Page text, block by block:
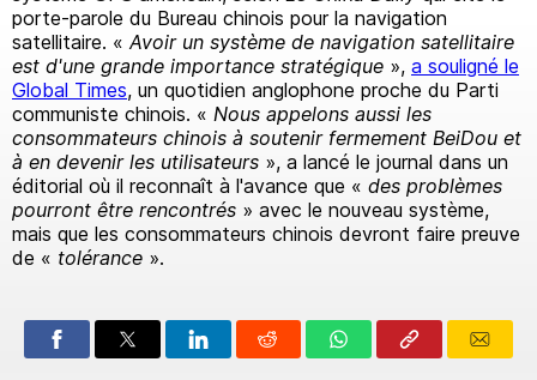
porte-parole du Bureau chinois pour la navigation
satellitaire. «Avoir un système de navigation satellitaire
est d'une grande importance stratégique », a souligné le
Global Times, un quotidien anglophone proche du Parti
communiste chinois. « Nous appelons aussi les
consommateurs chinois à soutenir fermement BeiDou et
à en devenir les utilisateurs », a lancé le journal dans un
éditorial où il reconnaît à l'avance que « des problèmes
pourront être rencontrés » avec le nouveau système,
mais que les consommateurs chinois devront faire preuve
de « tolérance ».